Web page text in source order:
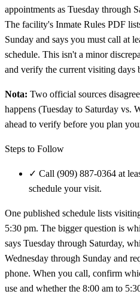
appointments as Tuesday through
The facility's Inmate Rules PDF
Sunday and says you must call at
schedule. This isn't a minor
and verify the current visiting days
Nota: Two official sources
happens (Tuesday to Saturday vs.
ahead to verify before you plan
Steps to Follow
✓ Call (909) 887-0364 at
schedule your visit.
One published schedule lists
5:30 pm. The bigger question is
says Tuesday through Saturday,
Wednesday through Sunday and
phone. When you call, confirm
use and whether the 8:00 am to